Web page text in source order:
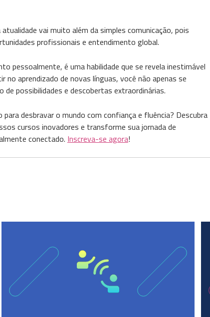
vai muito além da simples comunicação, pois
profissionais e entendimento global.
pessoalmente, é uma habilidade que se revela inestimável
aprendizado de novas línguas, você não apenas se
possibilidades e descobertas extraordinárias.
desbravar o mundo com confiança e fluência? Descubra
cursos inovadores e transforme sua jornada de
conectado. Inscreva-se agora!